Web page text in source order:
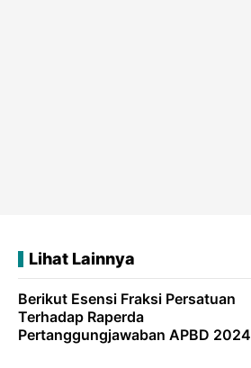
Lihat Lainnya
Berikut Esensi Fraksi Persatuan
Terhadap Raperda
Pertanggungjawaban APBD 2024